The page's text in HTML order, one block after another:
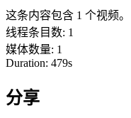
这条内容包含 1 个视频。
线程条目数: 1
媒体数量: 1
Duration: 479s
分享